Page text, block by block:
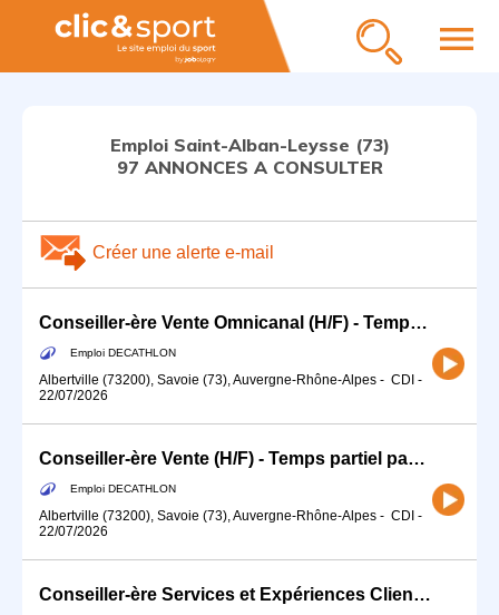
menu
Emploi Saint-Alban-Leysse (73)
97 ANNONCES A CONSULTER
Créer une alerte e-mail
Conseiller-ère Vente Omnicanal (H/F) - Temps partiel
Emploi DECATHLON
Albertville (73200), Savoie (73), Auvergne-Rhône-Alpes - CDI -
22/07/2026
Conseiller-ère Vente (H/F) - Temps partiel passionnée de cycle / ski
Emploi DECATHLON
Albertville (73200), Savoie (73), Auvergne-Rhône-Alpes - CDI -
22/07/2026
Conseiller-ère Services et Expériences Client (H/F) - Temps partiel